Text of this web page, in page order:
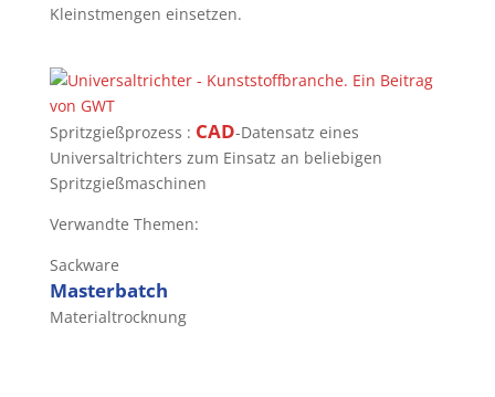
Kleinstmengen einsetzen.
Spritzgießprozess : CAD-Datensatz eines
Universaltrichters zum Einsatz an beliebigen
Spritzgießmaschinen
Verwandte Themen:
Sackware
Masterbatch
Materialtrocknung